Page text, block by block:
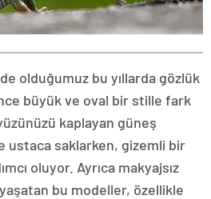
olduğumuz bu yıllarda gözlük
büyük ve oval bir stille fark
kaplayan güneş
ustaca saklarken, gizemli bir
oluyor. Ayrıca makyajsız
yaşatan bu modeller, özellikle